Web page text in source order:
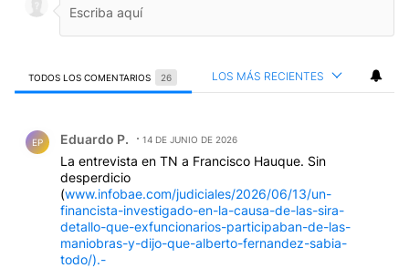
TODOS LOS COMENTARIOS 26 LOS MÁS RECIENTES
EP Eduardo P. 14 DE JUNIO DE 2026
La entrevista en TN a Francisco Hauque. Sin
desperdicio
(www.infobae.com/judiciales/2026/06/13/un-
financista-investigado-en-la-causa-de-las-sira-
detallo-que-exfuncionarios-participaban-de-las-
maniobras-y-dijo-que-alberto-fernandez-sabia-
todo/).-